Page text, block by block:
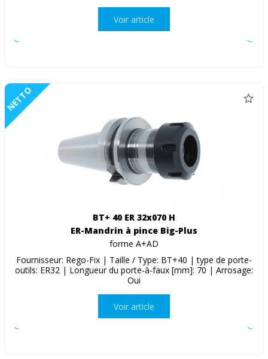
Voir article
NETTO
BT+ 40 ER 32x070 H
ER-Mandrin à pince Big-Plus
forme A+AD
Fournisseur: Rego-Fix | Taille / Type: BT+40 | type de porte-
outils: ER32 | Longueur du porte-à-faux [mm]: 70 | Arrosage:
Oui
Voir article